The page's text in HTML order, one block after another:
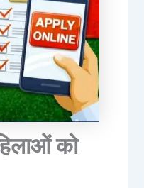
को